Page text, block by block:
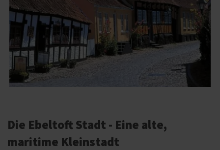
Die Ebeltoft Stadt - Eine alte,
maritime Kleinstadt